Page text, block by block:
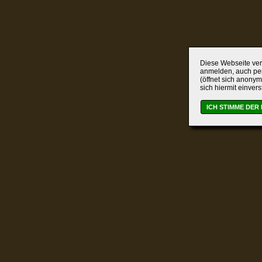
Diese Webseite
anmelden, auch
(öffnet sich
sich hiermit